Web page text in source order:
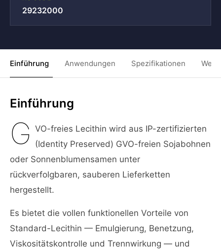
29232000
Einführung Anwendungen Spezifikationen
Einführung
G VO-freies Lecithin wird aus IP-zertifizierten
(Identity Preserved) GVO-freien Sojabohnen
oder Sonnenblumensamen unter
rückverfolgbaren, sauberen Lieferketten
hergestellt.
Es bietet die vollen funktionellen Vorteile von
Standard-Lecithin — Emulgierung, Benetzung,
Viskositätskontrolle und Trennwirkung — und